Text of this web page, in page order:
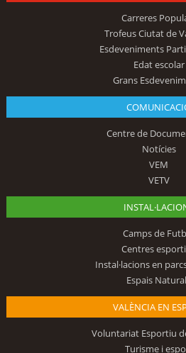
Carreres
Trofeus Ciutat de
Esdeveniments
Edat escolar
Grans
Centre de
Notícies
VEM
VETV
Camps de
Centres
Instal·lacions en
Espais
VALÈNCIA EN
Voluntariat Esportiu
Turisme i